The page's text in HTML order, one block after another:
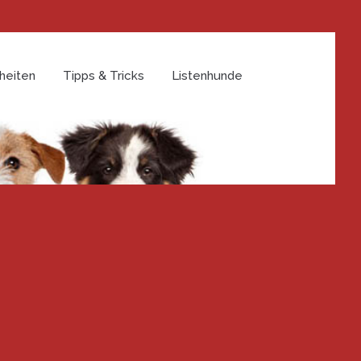
Tipps & Tricks Listenhunde